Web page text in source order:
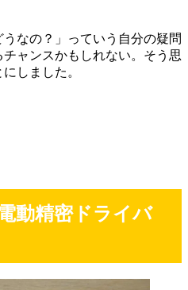
なの？」っていう自分の疑問
ャンスかもしれない。そう思
しました。
動精密ドライバ